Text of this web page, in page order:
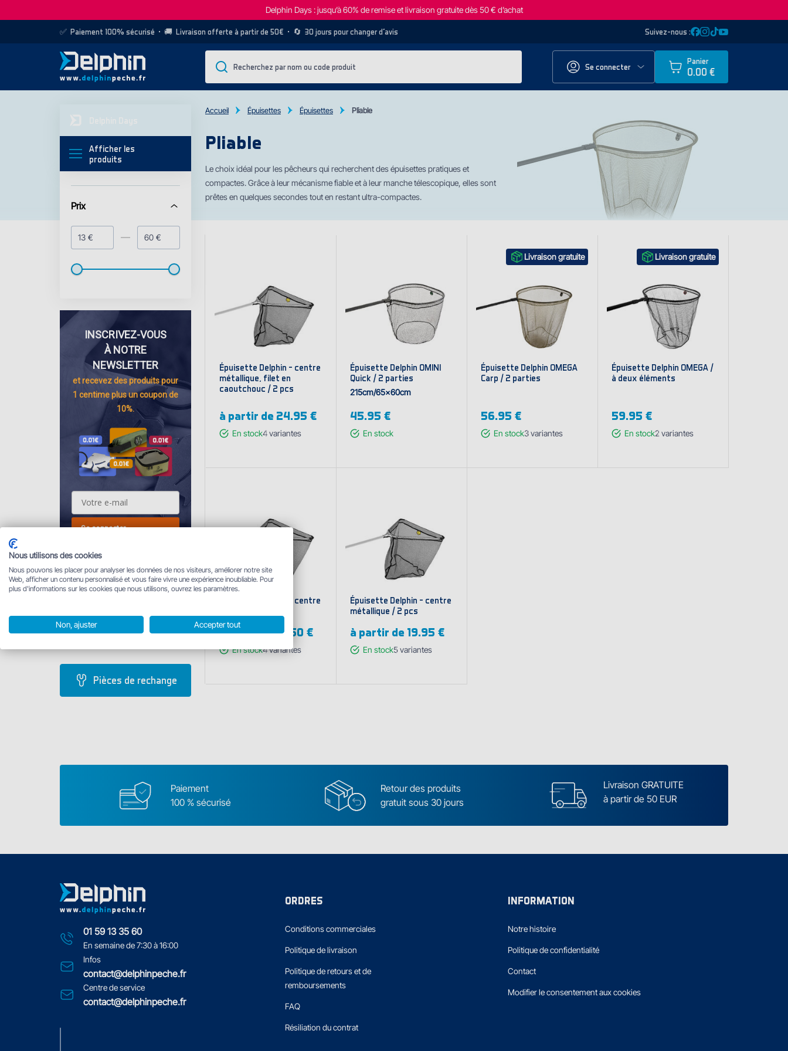
Delphin Days : jusqu’à 60% de remise et livraison gratuite dès 50 € d’achat
✅ Paiement 100% sécurisé • 🚚 Livraison offerte à partir de 50€ • 🔄 30 jours pour changer d’avis Suivez-nous :
Se connecter
Panier
0.00 €
Afficher les
produits
Prix
€ €
INSCRIVEZ-VOUS
À NOTRE
NEWSLETTER
et recevez desproduits pour
1 centimeplus un coupon de
10%.
Se connecter
Pièces de rechange
Accueil Épuisettes Épuisettes Pliable
Pliable
Le choix idéal pour les pêcheurs qui recherchent des épuisettes pratiques et
compactes. Grâce à leur mécanisme fiable et à leur manche télescopique, elles sont
prêtes en quelques secondes tout en restant ultra-compactes.
Épuisette Delphin - centre
métallique, filet en
caoutchouc / 2 pcs
à partir de 24.95 €
En stock4variantes
Épuisette Delphin OMINI
Quick / 2 parties
215cm/65x60cm
45.95 €
En stock
Livraison gratuite
Épuisette Delphin OMEGA
Carp / 2 parties
56.95 €
En stock3variantes
Livraison gratuite
Épuisette Delphin OMEGA /
à deux éléments
59.95 €
En stock2 variantes
Épuisette Delphin - centre
à partir de13.50 €
En stock4variantes
Épuisette Delphin - centre
métallique / 2 pcs
à partir de 19.95 €
En stock5variantes
Paiement
100 % sécurisé
Retour des produits
gratuit sous 30 jours
Livraison GRATUITE
à partir de 50 EUR
01 59 13 35 60
En semaine de 7:30 à 16:00
Infos
contact@delphinpeche.fr
Centre de service
contact@delphinpeche.fr
ORDRES
Conditions commerciales
Politique de livraison
Politique de retours et de
remboursements
FAQ
Résiliation du contrat
INFORMATION
Notre histoire
Politique de confidentialité
Contact
Modifier le consentement aux cookies
Nous utilisons des cookies
Nous pouvons les placer pour analyser les données de nos visiteurs, améliorer notre site
Web, afficher un contenu personnalisé et vous faire vivre une expérience inoubliable. Pour
plus d'informations sur les cookies que nous utilisons, ouvrez les paramètres.
Non, ajuster Accepter tout